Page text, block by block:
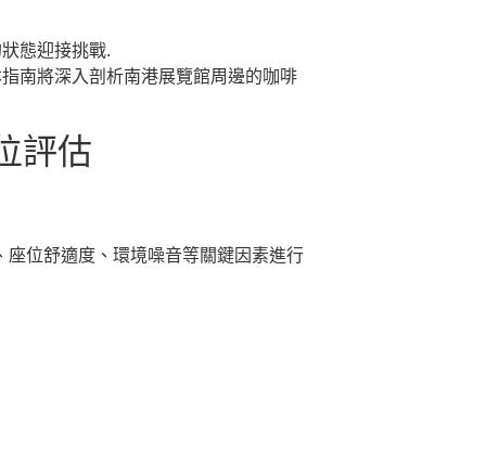
態迎接挑戰.
南將深入剖析南港展覽館周邊的咖啡
評估
位舒適度、環境噪音等關鍵因素進行